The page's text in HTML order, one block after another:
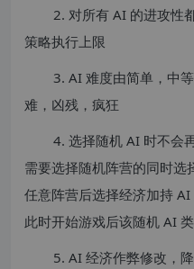
2. 对所有 AI 的进攻性
策略执行上限
3. AI 难度由简单，中
难，凶残，疯狂
4. 选择随机 AI 时不会
需要选择随机阵营的同时选
任意阵营后选择经济加持
此时开始游戏后该随机 AI
5. AI 经济作弊修改，